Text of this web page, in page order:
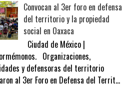
Convocan al 3er foro en defensa
del territorio y la propiedad
social en Oaxaca
Ciudad de México |
Organizaciones,
y defensoras del territorio
al 3er Foro en Defensa del Territ...